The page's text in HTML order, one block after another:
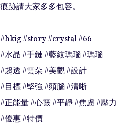
痕跡請大家多多包容。
#hkig #story #crystal #66
#水晶 #手鏈 #藍紋瑪瑙 #瑪瑙
#超透 #雲朵 #美觀 #設計
#目標 #堅強 #頭腦 #清晰
#正能量 #心靈 #平靜 #焦慮 #壓力
#優惠 #特價